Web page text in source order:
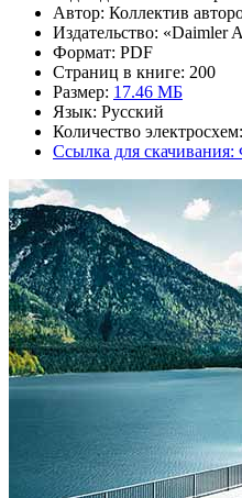
Автор: Коллектив
Издательство: «Daimler
Формат: PDF
Страниц в книге: 200
Размер: 17.46 МБ
Язык: Русский
Количество
Ссылка для